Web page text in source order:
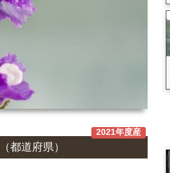
2021年度産
（都道府県）